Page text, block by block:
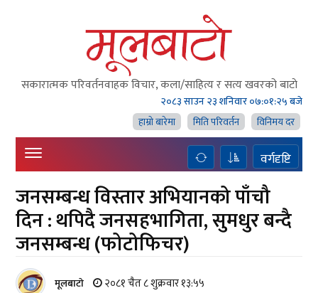
सकारात्मक परिवर्तनवाहक विचार, कला/साहित्य र सत्य खवरको बाटाे
२०८३ साउन २३ शनिवार०७:०१:२६ बजे
हाम्राे बारेमा
मिति परिवर्तन विनिमय दर
वर्गदृष्टि
जनसम्बन्ध विस्तार अभियानको पाँचौ
दिन : थपिदै जनसहभागिता, सुमधुर बन्दै
जनसम्बन्ध (फोटोफिचर)
मूलबाटाे २०८१ चैत ८ शुक्रवार १३:५५